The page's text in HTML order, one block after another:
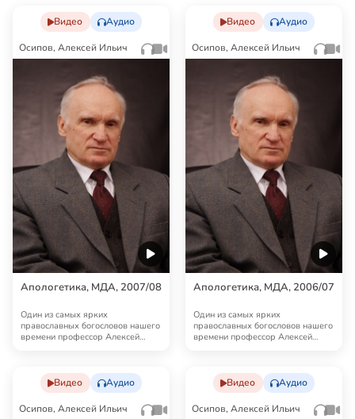
Видео Аудио
Осипов, Алексей Ильич
Апологетика, МДА, 2007/08
Один из самых ярких
православных богословов нашего
времени профессор Алексей
Видео Аудио
Осипов, Алексей Ильич
Апологетика, МДА, 2006/07
Один из самых ярких
православных богословов нашего
времени профессор Алексей
Видео Аудио
Осипов, Алексей Ильич
Видео Аудио
Осипов, Алексей Ильич